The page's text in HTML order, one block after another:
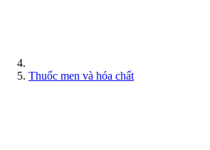
Thuốc men và hóa chất